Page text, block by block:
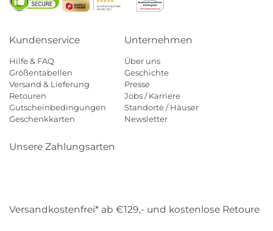
Kundenservice
Hilfe & FAQ
Größentabellen
Versand & Lieferung
Retouren
Gutscheinbedingungen
Geschenkkarten
Unternehmen
Über uns
Geschichte
Presse
Jobs / Karriere
Standorte / Häuser
Newsletter
Unsere Zahlungsarten
Versandkostenfrei* ab €129,- und kostenlose Retoure